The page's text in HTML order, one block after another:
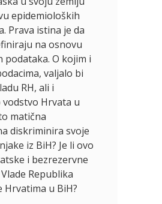
epidemioloških
Prava istina je da
na osnovu
podataka. O kojim i
valjalo bi
RH, ali i
Hrvata u
matična
diskriminira svoje
iz BiH? Je li ovo
i bezrezervne
Republika
Hrvatima u BiH?